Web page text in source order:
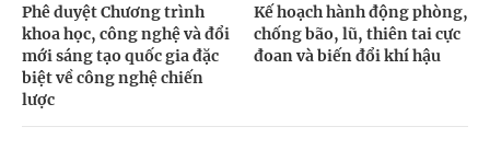
Phê duyệt Chương trình
khoa học, công nghệ và đổi
mới sáng tạo quốc gia đặc
biệt về công nghệ chiến
lược
Kế hoạch hành động phòng,
chống bão, lũ, thiên tai cực
đoan và biến đổi khí hậu